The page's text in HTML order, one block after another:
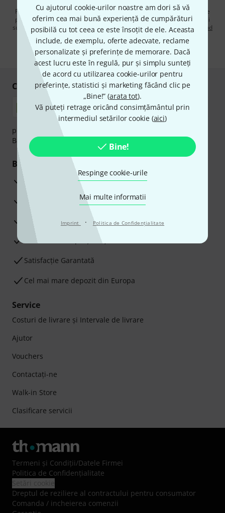
Cu ajutorul cookie-urilor noastre am dori să vă
oferim cea mai bună experiență de cumpărături
posibilă cu tot ceea ce este însoțit de ele. Aceasta
include, de exemplu, oferte adecvate, reclame
personalizate și preferințe de memorare. Dacă
acest lucru este în regulă, pur și simplu sunteți
de acord cu utilizarea cookie-urilor pentru
preferințe, statistici și marketing făcând clic pe
„Bine!” (arata tot).
Vă puteți retrage oricând consimțământul prin
intermediul setărilor cookie (aici)
Bine!
Respinge cookie-urile
Mai multe informatii
Imprint · Politica de Confidenţialitate
Făcând clic pe „Înscrie-te acum”, sunteți de acord să primiți publicitate
prin e-mail. Vă puteți dezabona în orice moment. Puteți găsi informații
suplimentare despre buletinul informativ înregulamentul nostru privind
* Necesar
Cumpărați și plătiți în siguranță
plata se poate efectua în siguranță cu Ramburs, Transfer
Bancar sau Card de credit.
Beneficiile tale
3 Ani Garanție Thomann
Garanţia returnării banilor în 30 de zile
Service Reparații
Sfaturi de la experții noștri
Satisfacție Garantată
Cel mai mare depozit din Europa
Service
Costuri de livrare şi Intervale de livrare
Ajutor
Vouchers
Contactaţi-ne
Walk-in Store
Clasificare servicii
Termeni şi Condiţii/Datele Firmei
Politica de Confidenţialitate
Dreptul de reziliere al contractului pentru consumator
Comanda / incheierea comenzii